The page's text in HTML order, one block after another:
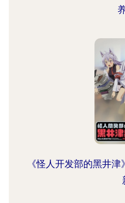
《怪人开发部的黑井